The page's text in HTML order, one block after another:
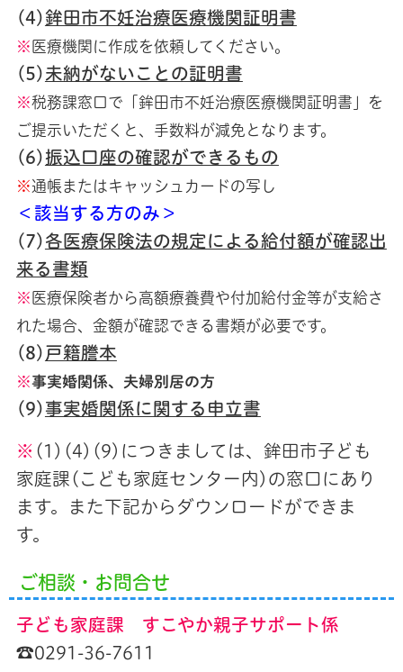
(4) 鉾田市不妊治療医療機関証明書
※ 医療機関に作成を依頼してください。
(5) 未納がないことの証明書
※税務課窓口で「鉾田市不妊治療医療機関証明書」を
ご提示いただくと、手数料が減免となります。
(6)振込口座の確認ができるもの
※通帳またはキャッシュカードの写し
＜該当する方のみ＞
(7) 各医療保険法の規定による給付額が確認出
来る書類
※ 医療保険者から高額療養費や付加給付金等が支給さ
れた場合、金額が確認できる書類が必要です。
(8) 戸籍謄本
※事実婚関係、夫婦別居の方
(9) 事実婚関係に関する申立書
※ (1)(4)(9)につきましては、鉾田市子ども
家庭課(こども家庭センター内)の窓口にあり
ます。また下記からダウンロードができま
す。
ご相談・お問合せ
子ども家庭課 すこやか親子サポート係
☎0291-36-7611